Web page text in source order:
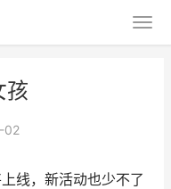
孩
02
线，新活动也少不了